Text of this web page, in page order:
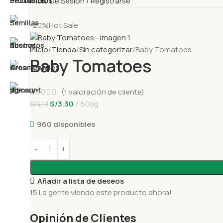
-20%Hot Sale
Inicio Tienda Sin categorizar Baby Tomatoes
Baby Tomatoes
(1 valoración de cliente)
S/4.10S/3.30
500g
960 disponibles
Añadir a lista de deseos
15 La gente viendo este producto ahora!
Opinión de Clientes